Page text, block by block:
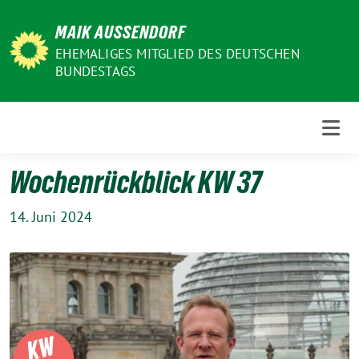
zum
Inhalt
MAIK AUSSENDORF
EHEMALIGES MITGLIED DES DEUTSCHEN
BUNDESTAGS
Wochenrückblick KW 37
14. Juni 2024